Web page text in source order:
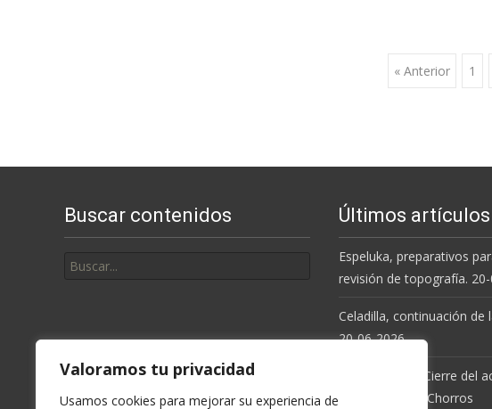
Valoramos tu privacidad
Usamos cookies para mejorar su experiencia de
entradas
« Anterior 1
Buscar contenidos
por:
Últimos artículos
Espeluka, preparativos
revisión de topografía.
Celadilla, continuación de
20-06-2026.
Resolución de Cierre del
de la Cueva de Chorros